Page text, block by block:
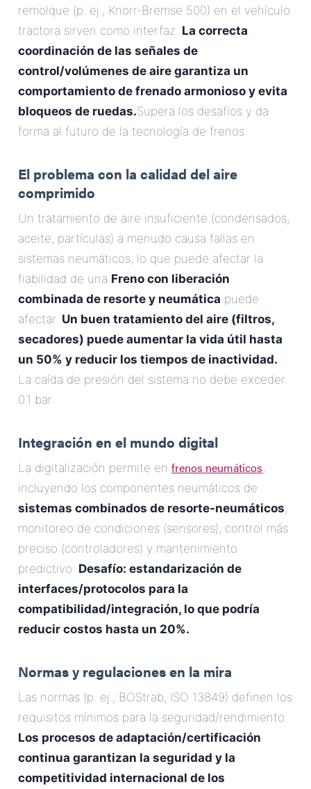
remolque (p. ej., Knorr-Bremse 500) en el vehículo
tractora sirven como interfaz. La correcta
coordinación de las señales de
control/volúmenes de aire garantiza un
comportamiento de frenado armonioso y evita
bloqueos de ruedas.Supera los desafíos y da
forma al futuro de la tecnología de frenos
El problema con la calidad del aire
comprimido
Un tratamiento de aire insuficiente (condensados,
aceite, partículas) a menudo causa fallas en
sistemas neumáticos, lo que puede afectar la
fiabilidad de una Freno con liberación
combinada de resorte y neumática puede
afectar. Un buen tratamiento del aire (filtros,
secadores) puede aumentar la vida útil hasta
un 50% y reducir los tiempos de inactividad.
La caída de presión del sistema no debe exceder
0.1 bar.
Integración en el mundo digital
La digitalización permite en frenos neumáticos,
incluyendo los componentes neumáticos de
sistemas combinados de resorte-neumáticos,
monitoreo de condiciones (sensores), control más
preciso (controladores) y mantenimiento
predictivo. Desafío: estandarización de
interfaces/protocolos para la
compatibilidad/integración, lo que podría
reducir costos hasta un 20%.
Normas y regulaciones en la mira
Las normas (p. ej., BOStrab, ISO 13849) definen los
requisitos mínimos para la seguridad/rendimiento.
Los procesos de adaptación/certificación
continua garantizan la seguridad y la
competitividad internacional de los